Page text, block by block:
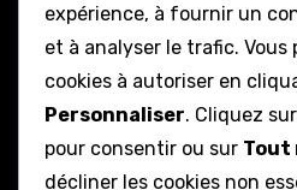
Guilde
Présentation
expérience, à fournir un
et à analyser le trafic. Vous
cookies à autoriser en
Personnaliser. Cliquez sur
pour consentir ou sur Tout
décliner les cookies non